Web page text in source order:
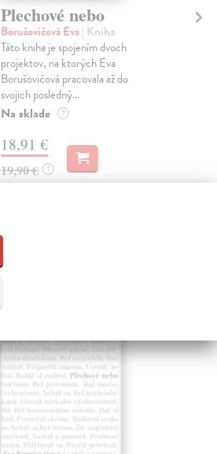
Plechové nebo
Borušovičová Eva| Kniha
Táto kniha je spojením dvoch
projektov, na ktorých Eva
Borušovičová pracovala až do
svojich posledný...
Na sklade ?
18,91 €
19,90 € ?